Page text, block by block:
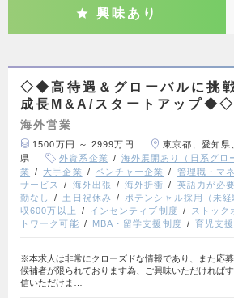
興味あり
◇◆高待遇＆グローバルに挑
成長M&A/スタートアップ◆◇
海外営業
1500万円 ～ 2999万円
東京都、愛知県
県
外資系企業 海外展開あり（日系グロ
業
大手企業 ベンチャー企業 管理職・マ
サービス
海外出張 海外折衝 英語力が必要
勤なし
土日祝休み ポテンシャル採用（未経
収600万以上
インセンティブ制度 ストック
トワーク可能
MBA・留学支援制度 育児支
※本求人は非常にクローズドな情報であり、また応
候補者が限られております為、ご興味いただければ
信いただけま…